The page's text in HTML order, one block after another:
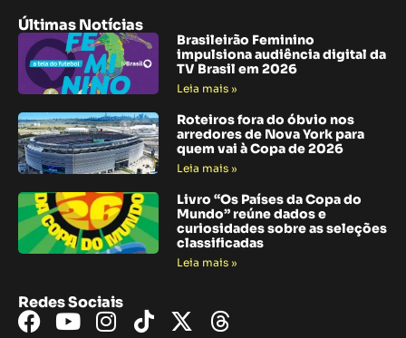
Últimas Notícias
Brasileirão Feminino
impulsiona audiência digital da
TV Brasil em 2026
Leia mais »
Roteiros fora do óbvio nos
arredores de Nova York para
quem vai à Copa de 2026
Leia mais »
Livro “Os Países da Copa do
Mundo” reúne dados e
curiosidades sobre as seleções
classificadas
Leia mais »
Redes Sociais